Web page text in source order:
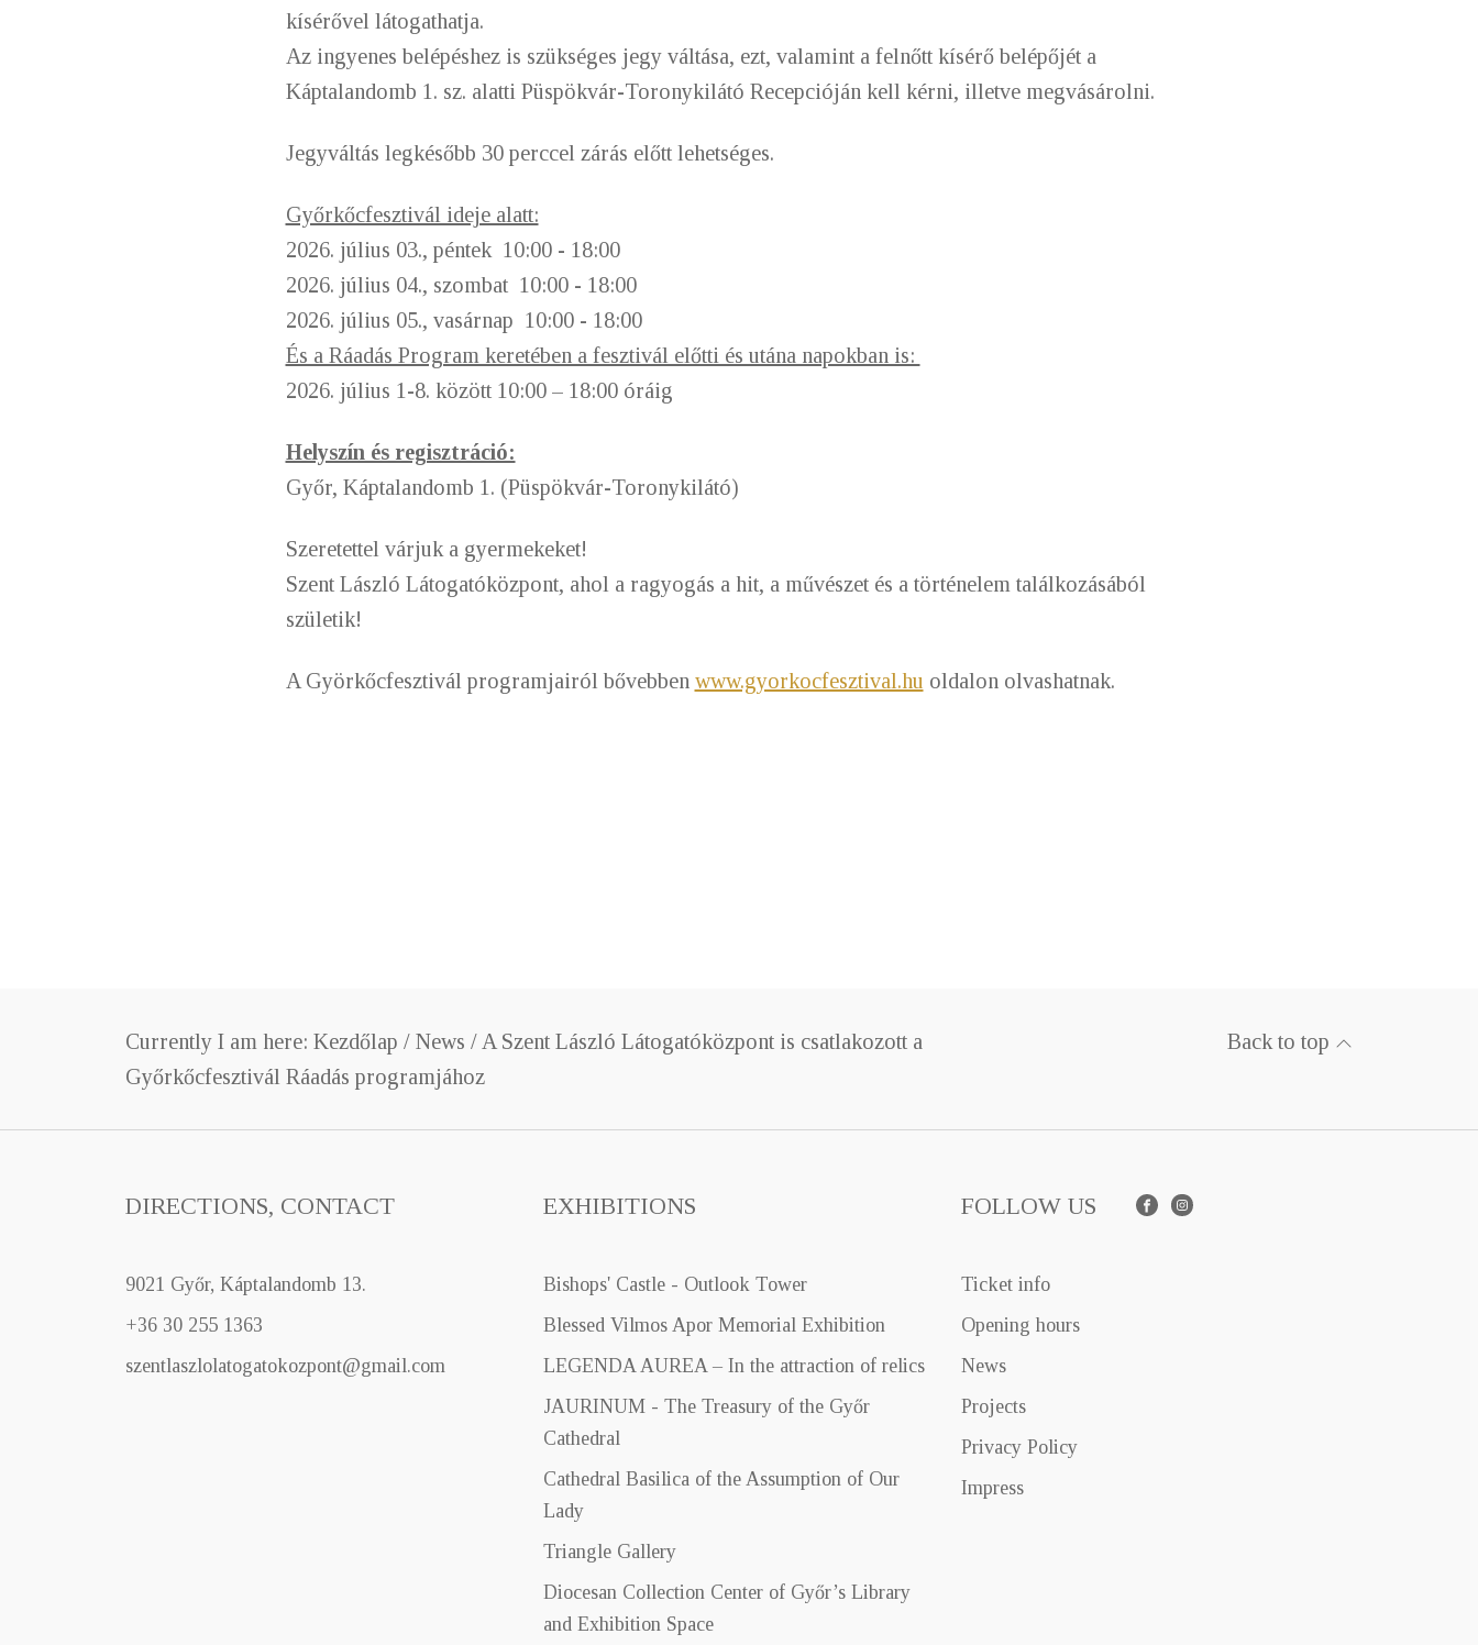
kísérővel látogathatja.
Az ingyenes belépéshez is szükséges jegy váltása, ezt, valamint a felnőtt kísérő belépőjét a
Káptalandomb 1. sz. alatti Püspökvár-Toronykilátó Recepcióján kell kérni, illetve megvásárolni.
Jegyváltás legkésőbb 30 perccel zárás előtt lehetséges.
Győrkőcfesztivál ideje alatt:
2026. július 03., péntek 10:00 - 18:00
2026. július 04., szombat 10:00 - 18:00
2026. július 05., vasárnap 10:00 - 18:00
És a Ráadás Program keretében a fesztivál előtti és utána napokban is:
2026. július 1-8. között 10:00 – 18:00 óráig
Helyszín és regisztráció:
Győr, Káptalandomb 1. (Püspökvár-Toronykilátó)
Szeretettel várjuk a gyermekeket!
Szent László Látogatóközpont, ahol a ragyogás a hit, a művészet és a történelem találkozásából
születik!
A Györkőcfesztivál programjairól bővebben www.gyorkocfesztival.hu oldalon olvashatnak.
Currently I am here: Kezdőlap / News / A Szent László Látogatóközpont is csatlakozott a
Győrkőcfesztivál Ráadás programjához
Back to top
DIRECTIONS, CONTACT
9021 Győr, Káptalandomb 13.
+36 30 255 1363
szentlaszlolatogatokozpont@gmail.com
EXHIBITIONS
Bishops' Castle - Outlook Tower
Blessed Vilmos Apor Memorial Exhibition
LEGENDA AUREA – In the attraction of relics
JAURINUM - The Treasury of the Győr
Cathedral
Cathedral Basilica of the Assumption of Our
Lady
Triangle Gallery
Diocesan Collection Center of Győr’s Library
and Exhibition Space
FOLLOW US FacebookInstagram
Ticket info
Opening hours
News
Projects
Privacy Policy
Impress